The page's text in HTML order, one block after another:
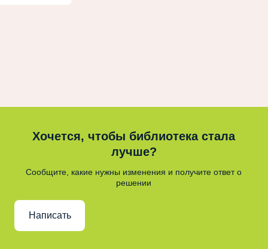
Хочется, чтобы библиотека стала
лучше?
Сообщите, какие нужны изменения и получите ответ о
решении
Написать